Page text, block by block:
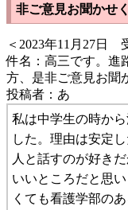
非ご意見お聞かせ
＜2023年11月27日
件名：高三です。進
方、是非ご意見お聞
投稿者：あ
私は中学生の時か
した。理由は安定
人と話すのが好き
いいところだと思
くても看護学部の